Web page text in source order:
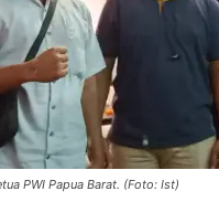
PWI Papua Barat. (Foto: Ist)